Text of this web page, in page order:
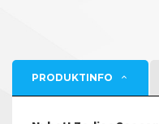
PRODUKTINFO